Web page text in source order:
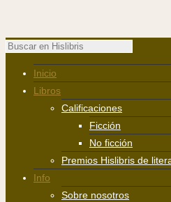
Inicio
Libros
Calificaciones
Ficción
No ficción
Premios Hislibris de
Info
Sobre nosotros